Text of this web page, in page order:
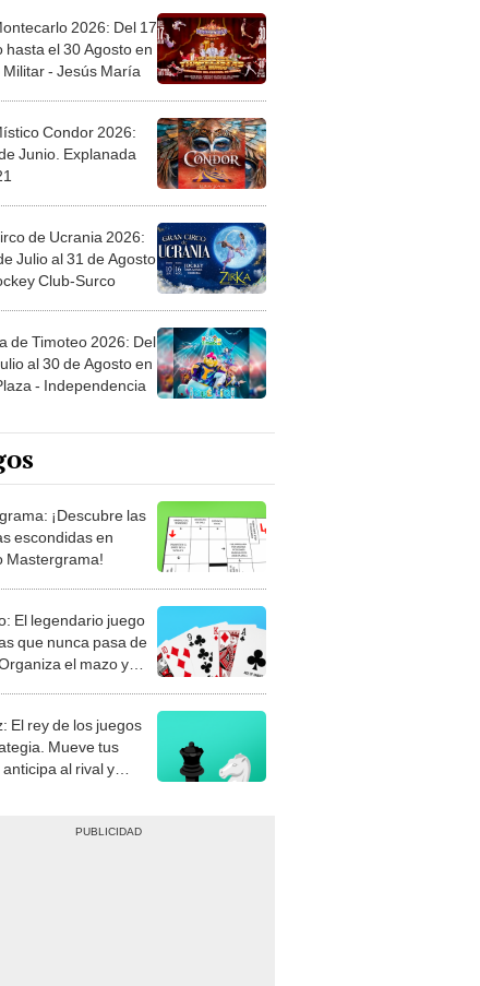
2026: Del 17
hasta el 30 Agosto en
- Jesús María
Condor 2026:
Junio. Explanada
de Ucrania 2026:
Julio al 31 de Agosto
Club-Surco
de Timoteo 2026: Del
al 30 de Agosto en
- Independencia
¡Descubre las
escondidas en
Mastergrama!
El legendario juego
que nunca pasa de
el mazo y
El rey de los juegos
Mueve tus
al rival y